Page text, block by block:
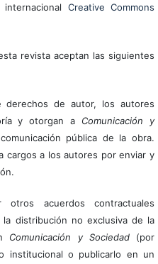
Creative Commons
revista aceptan las siguientes
derechos de autor, los autores
y otorgan a Comunicación y
pública de la obra.
cargos a los autores por enviar y
otros acuerdos contractuales
distribución no exclusiva de la
Comunicación y Sociedad(por
institucional o publicarlo en un